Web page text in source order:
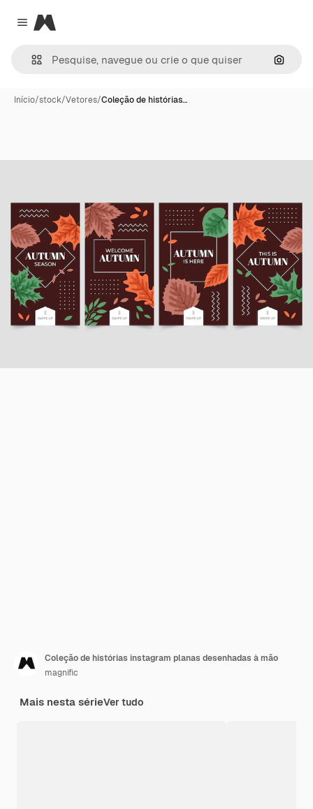
Close menu
Magnific
Início/stock/Vetores/Coleção de histórias…
Coleção de histórias instagram planas desenhadas à mão
magnific
Mais nesta sérieVer tudo